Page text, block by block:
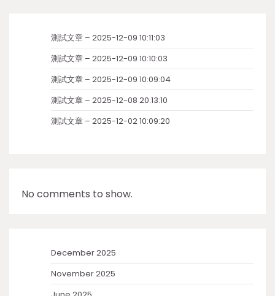
測試文章 – 2025-12-09 10:11:03
測試文章 – 2025-12-09 10:10:03
測試文章 – 2025-12-09 10:09:04
測試文章 – 2025-12-08 20:13:10
測試文章 – 2025-12-02 10:09:20
No comments to show.
December 2025
November 2025